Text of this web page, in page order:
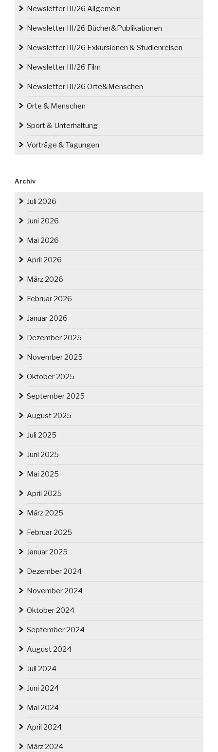
Newsletter III/26 Allgemein
Newsletter III/26 Bücher&Publikationen
Newsletter III/26 Exkursionen & Studienreisen
Newsletter III/26 Film
Newsletter III/26 Orte&Menschen
Orte & Menschen
Sport & Unterhaltung
Vorträge & Tagungen
Archiv
Juli 2026
Juni 2026
Mai 2026
April 2026
März 2026
Februar 2026
Januar 2026
Dezember 2025
November 2025
Oktober 2025
September 2025
August 2025
Juli 2025
Juni 2025
Mai 2025
April 2025
März 2025
Februar 2025
Januar 2025
Dezember 2024
November 2024
Oktober 2024
September 2024
August 2024
Juli 2024
Juni 2024
Mai 2024
April 2024
März 2024